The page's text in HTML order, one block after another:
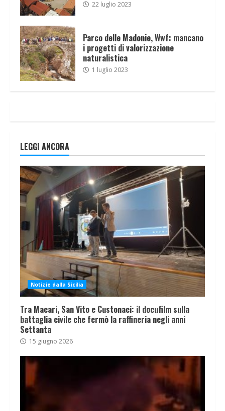
22 luglio 2023
Parco delle Madonie, Wwf: mancano
i progetti di valorizzazione
naturalistica
1 luglio 2023
LEGGI ANCORA
Notizie dalla Sicilia
Tra Macari, San Vito e Custonaci: il docufilm sulla
battaglia civile che fermò la raffineria negli anni
Settanta
15 giugno 2026